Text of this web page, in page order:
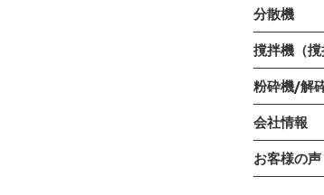
分散機
撹拌機（撹
粉砕機/解
会社情報
お客様の声